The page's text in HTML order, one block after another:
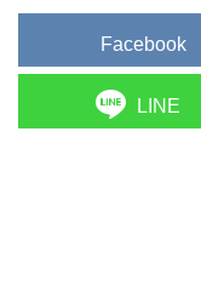
Facebook
LINE